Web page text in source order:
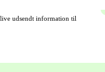
udsendt information til